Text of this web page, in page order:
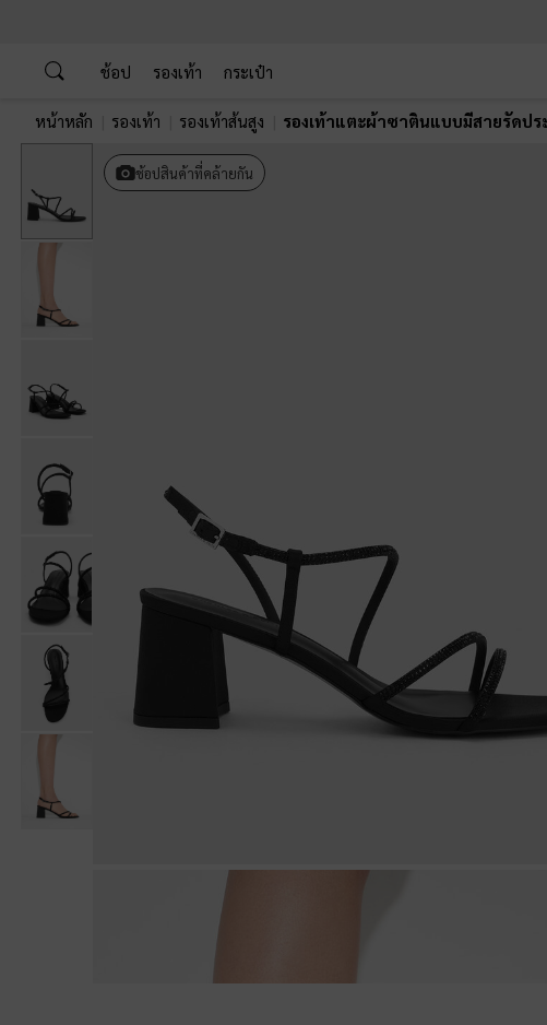
ช้อป รองเท้า กระเป๋า
หน้าหลัก รองเท้า รองเท้าส้นสูง รองเท้าแตะผ้าซาตินแบบมีสายรัดปร
ช้อปสินค้าที่คล้ายกัน